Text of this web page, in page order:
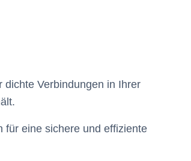
dichte Verbindungen in Ihrer
für eine sichere und effiziente